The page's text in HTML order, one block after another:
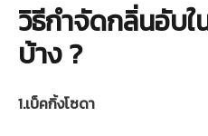
วิธีกําจัดกลิ่นอับใ
บ้าง ?
1.เบ็คกิ้งโซดา